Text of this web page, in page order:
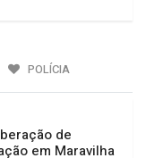
POLÍCIA
de
em Maravilha